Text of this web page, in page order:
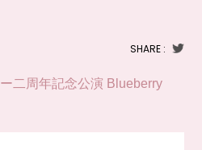
SHARE :
二周年記念公演 Blueberry